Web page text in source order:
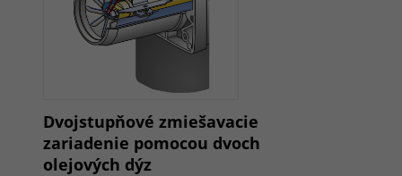
Dvojstupňové zmiešavacie
zariadenie pomocou dvoch
olejových dýz